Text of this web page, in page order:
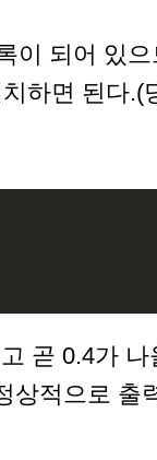
이 되어 있
하면 된다.(
곧 0.4가 나
상적으로 출